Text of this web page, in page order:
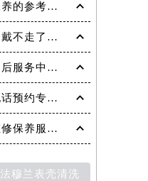
法穆兰手表全面保养的参考建议！
法穆兰手表很久不戴不走了处理技巧盘点
法穆兰中国官方售后服务中心｜地址与客户服务热线权威信息通知（2026年7月最新）
法穆兰大连维修电话预约专业售后保养服务权威公示（2026年7月最新）
上海法穆兰官网维修保养服务指南权威公示（2026年7月最新）
法穆兰表壳清洗